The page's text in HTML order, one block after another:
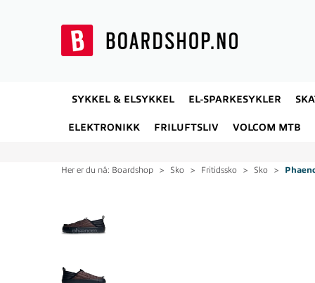
SYKKEL & ELSYKKEL EL-SPARKESYKLER
ELEKTRONIKK FRILUFTSLIV VOLCOM MTB
Her er du nå: Boardshop > Sko > Fritidssko > Sko >
20%